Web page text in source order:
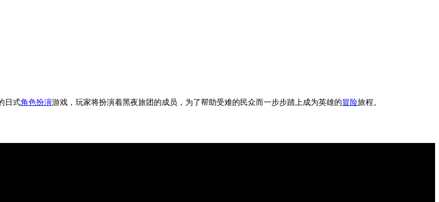
日式角色扮演游戏，玩家将扮演着黑夜旅团的成员，为了帮助受难的民众而一步步踏上成为英雄的冒险旅程。